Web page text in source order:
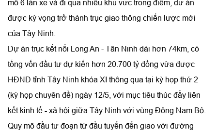
mô 6 làn xe và đi qua nhiều khu vực trọng điểm, dự án
được kỳ vọng trở thành trục giao thông chiến lược mới
của Tây Ninh.
Dự án trục kết nối Long An - Tân Ninh dài hơn 74km, có
tổng vốn đầu tư dự kiến hơn 20.700 tỷ đồng vừa được
HĐND tỉnh Tây Ninh khóa XI thông qua tại kỳ họp thứ 2
(kỳ họp chuyên đề) ngày 12/5, với mục tiêu thúc đẩy liên
kết kinh tế - xã hội giữa Tây Ninh với vùng Đông Nam Bộ.
Quy mô đầu tư đoạn từ đầu tuyến đến giao với đường